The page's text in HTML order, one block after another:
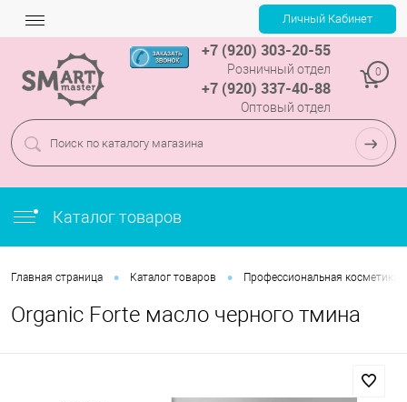
+7 (920) 303-20-55
Розничный отдел
+7 (920) 337-40-88
Оптовый отдел
0
Каталог товаров
Главная страница • Каталог товаров • Профессиональная косметика
Оrganic Forte масло черного тмина